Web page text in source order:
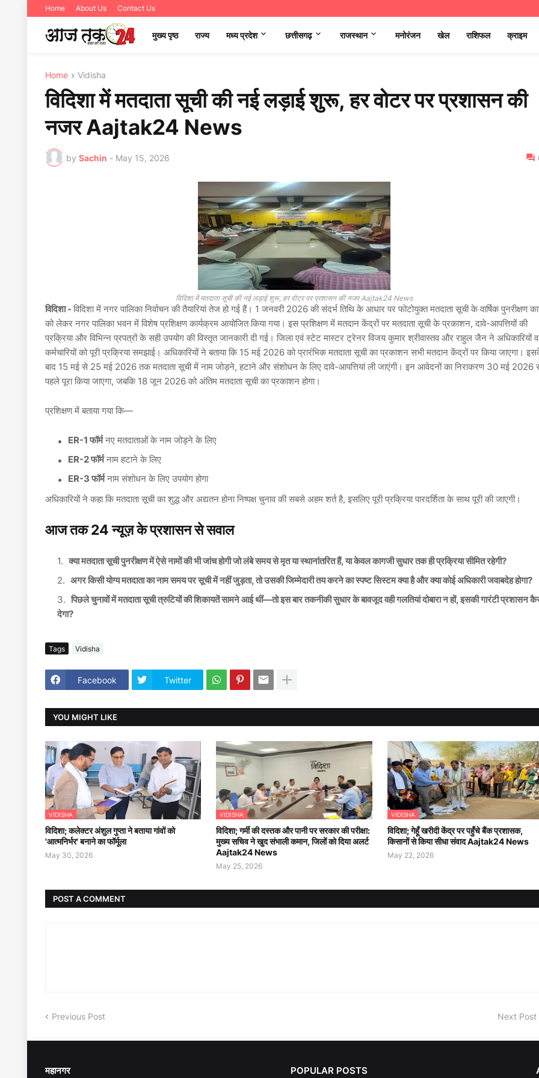
Home About Us Contact Us
मुख्य पृष्ठ राज्य मध्‍य प्रदेश छत्तीसगढ़ राजस्थान मनोरंजन खेल राशिफल क्राइम
Home Vidisha
विदिशा में मतदाता सूची की नई लड़ाई शुरू, हर वोटर पर प्रशासन की
नजर Aajtak24 News
by Sachin - May 15, 2026
विदिशा में मतदाता सूची की नई लड़ाई शुरू, हर वोटर पर प्रशासन की नजर Aajtak24 News
विदिशा - विदिशा में नगर पालिका निर्वाचन की तैयारियां तेज हो गई हैं। 1 जनवरी 2026 की संदर्भ तिथि के आधार पर फोटोयुक्त मतदाता सूची के वार्षिक पुनरीक्षण
को लेकर नगर पालिका भवन में विशेष प्रशिक्षण कार्यक्रम आयोजित किया गया। इस प्रशिक्षण में मतदान केंद्रों पर मतदाता सूची के प्रकाशन, दावे-आपत्तियों की
प्रक्रिया और विभिन्न प्रपत्रों के सही उपयोग की विस्तृत जानकारी दी गई। जिला एवं स्टेट मास्टर ट्रेनर विजय कुमार श्रीवास्तव और राहुल जैन ने अधिकारियों व
कर्मचारियों को पूरी प्रक्रिया समझाई। अधिकारियों ने बताया कि 15 मई 2026 को प्रारंभिक मतदाता सूची का प्रकाशन सभी मतदान केंद्रों पर किया जाएगा।
बाद 15 मई से 25 मई 2026 तकमतदाता सूची में नाम जोड़ने, हटाने और संशोधन के लिए दावे-आपत्तियां ली जाएंगी। इन आवेदनों का निराकरण 30 मई 2026
पहले पूरा किया जाएगा, जबकि 18 जून 2026 को अंतिम मतदाता सूची का प्रकाशन होगा।
प्रशिक्षण में बताया गया कि—
ER-1 फॉर्मनए मतदाताओं के नाम जोड़ने के लिए
ER-2 फॉर्मनाम हटाने के लिए
ER-3 फॉर्मनाम संशोधन के लिए उपयोग होगा
अधिकारियों ने कहा कि मतदाता सूची का शुद्ध और अद्यतन होना निष्पक्ष चुनाव की सबसे अहम शर्त है, इसलिए पूरी प्रक्रिया पारदर्शिता के साथ पूरी की जाएगी।
आज तक 24 न्यूज़ के प्रशासन से सवाल
क्या मतदाता सूची पुनरीक्षण में ऐसे नामों की भी जांच होगी जो लंबे समय से मृत या स्थानांतरित हैं, या केवल कागजी सुधार तक ही प्रक्रिया सीमित रहेगी?
अगर किसी योग्य मतदाता का नाम समय पर सूची में नहीं जुड़ता, तो उसकी जिम्मेदारी तय करने का स्पष्ट सिस्टम क्या है और क्या कोई अधिकारी जवाबदेह होगा?
पिछले चुनावों में मतदाता सूची त्रुटियों की शिकायतें सामने आई थीं—तो इस बार तकनीकी सुधार के बावजूद वही गलतियां दोबारा न हों, इसकी गारंटी प्रशासन
देगा?
Tags Vidisha
Facebook Twitter
YOU MIGHT LIKE
VIDISHA
विदिशा; कलेक्टर अंशुल गुप्ता ने बताया गांवों को
'आत्मनिर्भर' बनाने का फॉर्मूला
May 30, 2026
VIDISHA
विदिशा; गर्मी की दस्तक और पानी पर सरकार की परीक्षा:
मुख्य सचिव ने खुद संभाली कमान, जिलों को दिया अलर्ट
Aajtak24 News
May 25, 2026
VIDISHA
विदिशा; गेहूँ खरीदी केंद्र पर पहुँचे बैंक प्रशासक,
किसानों से किया सीधा संवाद Aajtak24 News
May 22, 2026
POST A COMMENT
Previous Post Next Post
महानगर POPULAR POSTS